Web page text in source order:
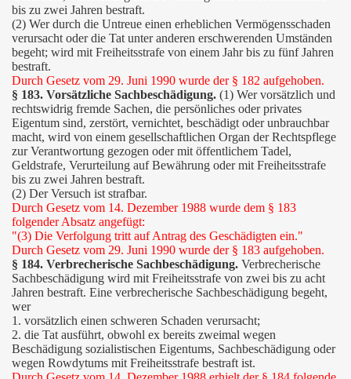
bis zu zwei Jahren bestraft.
(2) Wer durch die Untreue einen erheblichen Vermögensschaden
verursacht oder die Tat unter anderen erschwerenden Umständen
begeht; wird mit Freiheitsstrafe von einem Jahr bis zu fünf Jahren
bestraft.
Durch Gesetz vom 29. Juni 1990 wurde der § 182 aufgehoben.
§ 183. Vorsätzliche Sachbeschädigung. (1) Wer vorsätzlich und
rechtswidrig fremde Sachen, die persönliches oder privates
Eigentum sind, zerstört, vernichtet, beschädigt oder unbrauchbar
macht, wird von einem gesellschaftlichen Organ der Rechtspflege
zur Verantwortung gezogen oder mit öffentlichem Tadel,
Geldstrafe, Verurteilung auf Bewährung oder mit Freiheitsstrafe
bis zu zwei Jahren bestraft.
(2) Der Versuch ist strafbar.
Durch Gesetz vom 14. Dezember 1988 wurde dem § 183
folgender Absatz angefügt:
"(3) Die Verfolgung tritt auf Antrag des Geschädigten ein."
Durch Gesetz vom 29. Juni 1990 wurde der § 183 aufgehoben.
§ 184. Verbrecherische Sachbeschädigung. Verbrecherische
Sachbeschädigung wird mit Freiheitsstrafe von zwei bis zu acht
Jahren bestraft. Eine verbrecherische Sachbeschädigung begeht,
wer
1. vorsätzlich einen schweren Schaden verursacht;
2. die Tat ausführt, obwohl ex bereits zweimal wegen
Beschädigung sozialistischen Eigentums, Sachbeschädigung oder
wegen Rowdytums mit Freiheitsstrafe bestraft ist.